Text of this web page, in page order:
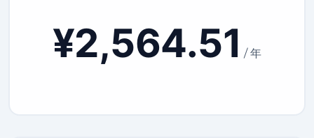
¥2,564.51 / 年